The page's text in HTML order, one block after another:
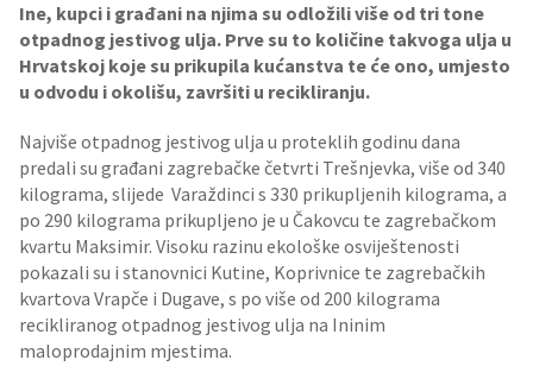
Ine, kupci i građani na njima su odložili više od tri tone
otpadnog jestivog ulja. Prve su to količine takvoga ulja u
Hrvatskoj koje su prikupila kućanstva te će ono, umjesto
u odvodu i okolišu, završiti u recikliranju.
Najviše otpadnog jestivog ulja u proteklih godinu dana
predali su građani zagrebačke četvrti Trešnjevka, više od 340
kilograma, slijede Varaždinci s 330 prikupljenih kilograma, a
po 290 kilograma prikupljeno je u Čakovcu te zagrebačkom
kvartu Maksimir. Visoku razinu ekološke osviještenosti
pokazali su i stanovnici Kutine, Koprivnice te zagrebačkih
kvartova Vrapče i Dugave, s po više od 200 kilograma
recikliranog otpadnog jestivog ulja na Ininim
maloprodajnim mjestima.